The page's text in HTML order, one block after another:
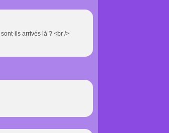
ils arrivés là ? <br />